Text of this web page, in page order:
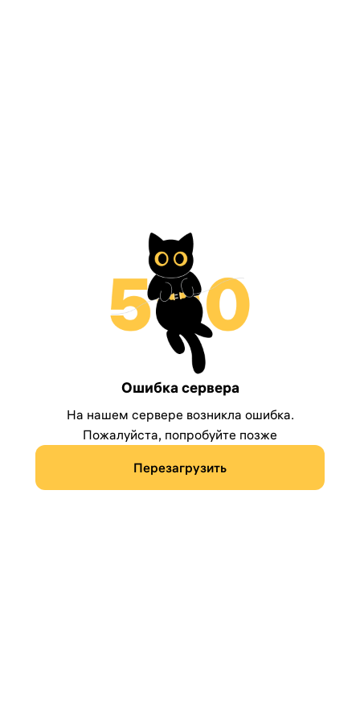
Ошибка сервера
На нашем сервере возникла ошибка.
Пожалуйста, попробуйте позже
Перезагрузить